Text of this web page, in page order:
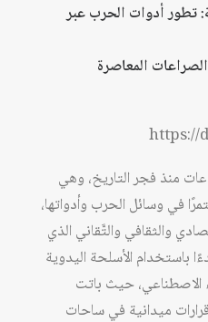
تطور أدوات الحرب عبر
المعاصرة
https://
منذ فجر التاريخ، وهي
في وسائل الحرب وأدواتها،
والثقافي والتَّقاني الذي
باستخدام الأسلحة اليدوية
الاصطناعي، حيث باتت
ميدانية في ساحات